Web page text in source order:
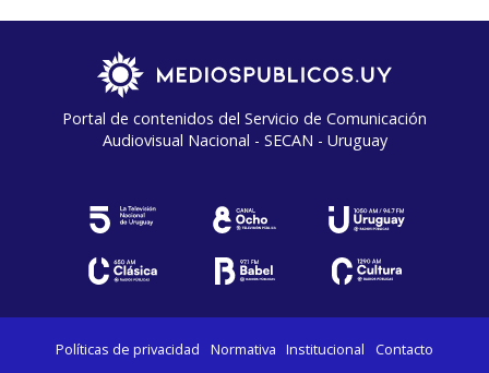
Portal de contenidos del Servicio de Comunicación
Audiovisual Nacional - SECAN - Uruguay
Políticas de privacidad Normativa Institucional Contacto